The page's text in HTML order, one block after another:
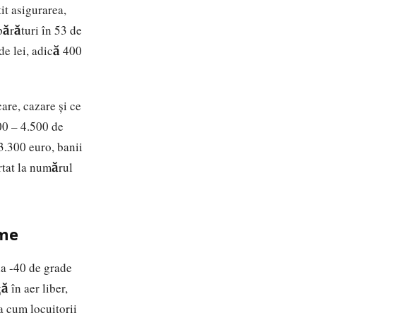
asigurarea,
în 53 de
lei, adică 400
cazare şi ce
– 4.500 de
euro, banii
la numărul
-40 de grade
în aer liber,
cum locuitorii